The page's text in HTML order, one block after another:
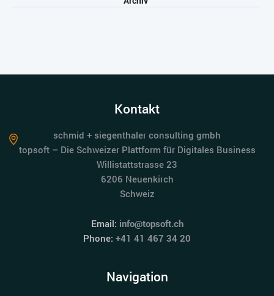
Kontakt
schmid + siegenthaler consulting gmbh
topsoft – Die Schweizer Plattform für Digitales Business
Willistattstrasse 23
6206 Neuenkirch
Schweiz
Email: info@topsoft.ch
Phone: +41 41 467 34 20
Navigation